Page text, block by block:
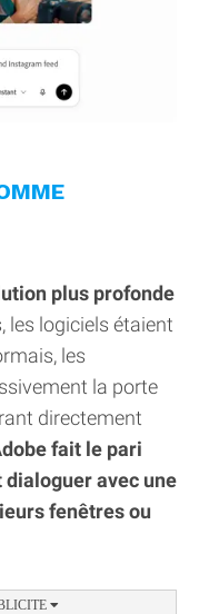
plus profonde
les logiciels étaient
les
la porte
directement
fait le pari
avec une
fenêtres ou